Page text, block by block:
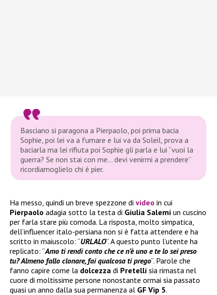
Basciano si paragona a Pierpaolo, poi prima bacia
Sophie, poi lei va a fumare e lui va da Soleil, prova a
baciarla ma lei rifiuta poi Sophie gli parla e lui “vuoi la
guerra? Se non stai con me… devi venirmi a prendere”
ricordiamoglielo chi è pier.
Ha messo, quindi un breve spezzone di video in cui
Pierpaolo adagia sotto la testa di Giulia Salemi un cuscino
per farla stare più comoda. La risposta, molto simpatica,
dell’influencer italo-persiana non si è fatta attendere e ha
scritto in maiuscolo: “URLALO“. A questo punto l’utente ha
replicato: “Amo ti rendi conto che ce n’è uno e te lo sei preso
tu? Almeno fallo clonare, fai qualcosa ti prego“. Parole che
fanno capire come la dolcezza di Pretelli sia rimasta nel
cuore di moltissime persone nonostante ormai sia passato
quasi un anno dalla sua permanenza al GF Vip 5.